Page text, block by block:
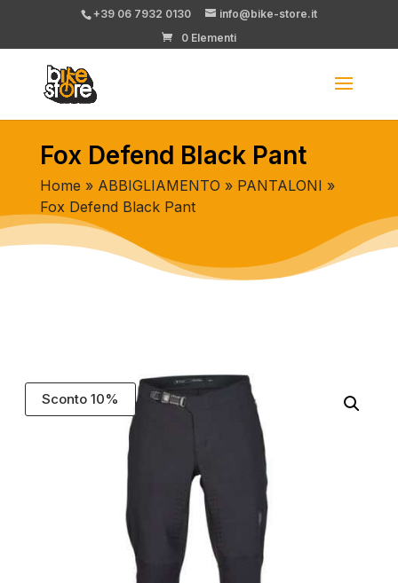
+39 06 7932 0130
info@bike-store.it
0 Elementi
Fox Defend Black Pant
Home » ABBIGLIAMENTO » PANTALONI »
Fox Defend Black Pant
Sconto 10%